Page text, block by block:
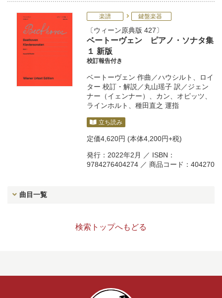
楽譜 鍵盤楽器
ウィーン原典版 427
ベートーヴェン ピアノ・ソナタ集
１ 新版
校訂報告付き
ベートーヴェン 作曲／ハウシルト
ロイ
ター 校訂・解説／丸山瑶子 訳／ジェン
ナー（イェンナー）
カン オピッツ
ラインホルト
種田直之 運指
立ち読み
定価4,620円 (本体4,200円+税)
発行：2022年2月 ／ ISBN：
9784276404274 ／ 商品コード：404270
曲目一覧
検索トップへもどる